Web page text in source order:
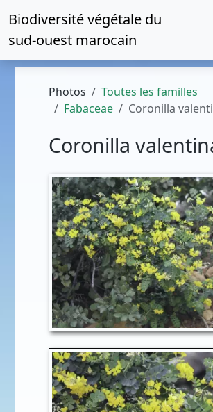
Biodiversité végétale du
sud-ouest marocain
Photos
Toutes les familles
Fabaceae
Coronilla
Coronilla